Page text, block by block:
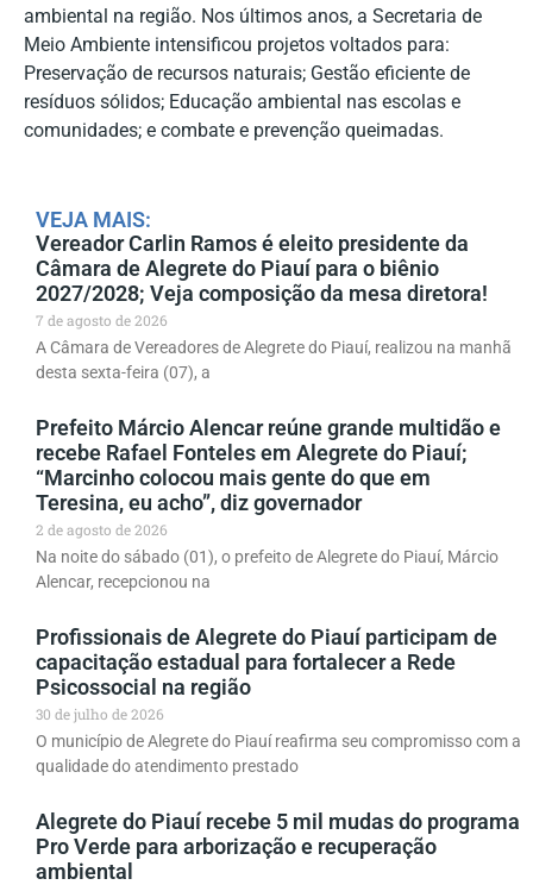
ambiental na região. Nos últimos anos, a Secretaria de
Meio Ambiente intensificou projetos voltados para:
Preservação de recursos naturais; Gestão eficiente de
resíduos sólidos; Educação ambiental nas escolas e
comunidades; e combate e prevenção queimadas.
VEJA MAIS:
Vereador Carlin Ramos é eleito presidente da
Câmara de Alegrete do Piauí para o biênio
2027/2028; Veja composição da mesa diretora!
7 de agosto de 2026
A Câmara de Vereadores de Alegrete do Piauí, realizou na manhã
desta sexta-feira (07), a
Prefeito Márcio Alencar reúne grande multidão e
recebe Rafael Fonteles em Alegrete do Piauí;
“Marcinho colocou mais gente do que em
Teresina, eu acho”, diz governador
2 de agosto de 2026
Na noite do sábado (01), o prefeito de Alegrete do Piauí, Márcio
Alencar, recepcionou na
Profissionais de Alegrete do Piauí participam de
capacitação estadual para fortalecer a Rede
Psicossocial na região
30 de julho de 2026
O município de Alegrete do Piauí reafirma seu compromisso com a
qualidade do atendimento prestado
Alegrete do Piauí recebe 5 mil mudas do programa
Pro Verde para arborização e recuperação
ambiental